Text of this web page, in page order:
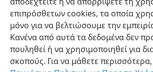
επιπρόσθετων cookies, τα οποία
μόνο για να βελτιώσουμε την
Κανένα από αυτά τα δεδομένα δεν
πουληθεί ή να χρησιμοποιηθεί για
σκοπούς. Για να μάθετε
Copyright© 2026 Watch Tower Bible and Tract
Πολιτική Απορρήτου
JW.ORG
Σύνδεση